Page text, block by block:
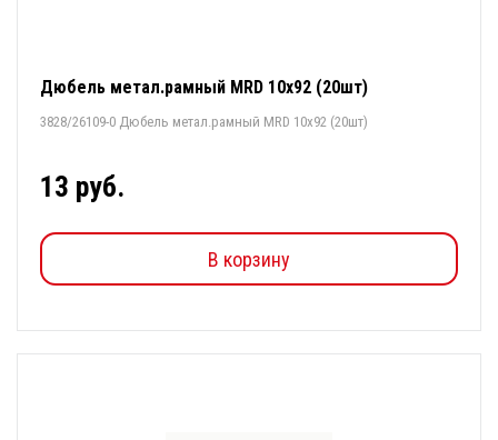
Дюбель метал.рамный MRD 10х92 (20шт)
3828/26109-0 Дюбель метал.рамный MRD 10х92 (20шт)
13 руб.
В корзину